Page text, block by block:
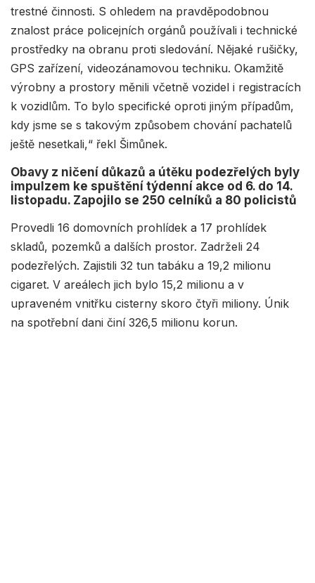
trestné činnosti. S ohledem na pravděpodobnou
znalost práce policejních orgánů používali i technické
prostředky na obranu proti sledování. Nějaké rušičky,
GPS zařízení, videozánamovou techniku. Okamžitě
výrobny a prostory měnili včetně vozidel i registracích
k vozidlům. To bylo specifické oproti jiným případům,
kdy jsme se s takovým způsobem chování pachatelů
ještě nesetkali,“ řekl Šimůnek.
Obavy z ničení důkazů a útěku podezřelých byly
impulzem ke spuštění týdenní akce od 6. do 14.
listopadu. Zapojilo se 250 celníků a 80 policistů
Provedli 16 domovních prohlídek a 17 prohlídek
skladů, pozemků a dalších prostor. Zadrželi 24
podezřelých. Zajistili 32 tun tabáku a 19,2 milionu
cigaret. V areálech jich bylo 15,2 milionu a v
upraveném vnitřku cisterny skoro čtyři miliony. Únik
na spotřební dani činí 326,5 milionu korun.